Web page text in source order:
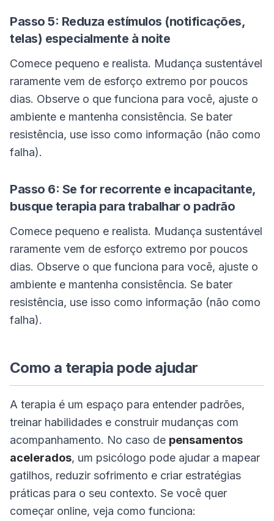
Passo 5: Reduza estímulos (notificações,
telas) especialmente à noite
Comece pequeno e realista. Mudança sustentável
raramente vem de esforço extremo por poucos
dias. Observe o que funciona para você, ajuste o
ambiente e mantenha consistência. Se bater
resistência, use isso como informação (não como
falha).
Passo 6: Se for recorrente e incapacitante,
busque terapia para trabalhar o padrão
Comece pequeno e realista. Mudança sustentável
raramente vem de esforço extremo por poucos
dias. Observe o que funciona para você, ajuste o
ambiente e mantenha consistência. Se bater
resistência, use isso como informação (não como
falha).
Como a terapia pode ajudar
A terapia é um espaço para entender padrões,
treinar habilidades e construir mudanças com
acompanhamento. No caso de pensamentos
acelerados, um psicólogo pode ajudar a mapear
gatilhos, reduzir sofrimento e criar estratégias
práticas para o seu contexto. Se você quer
começar online, veja como funciona: